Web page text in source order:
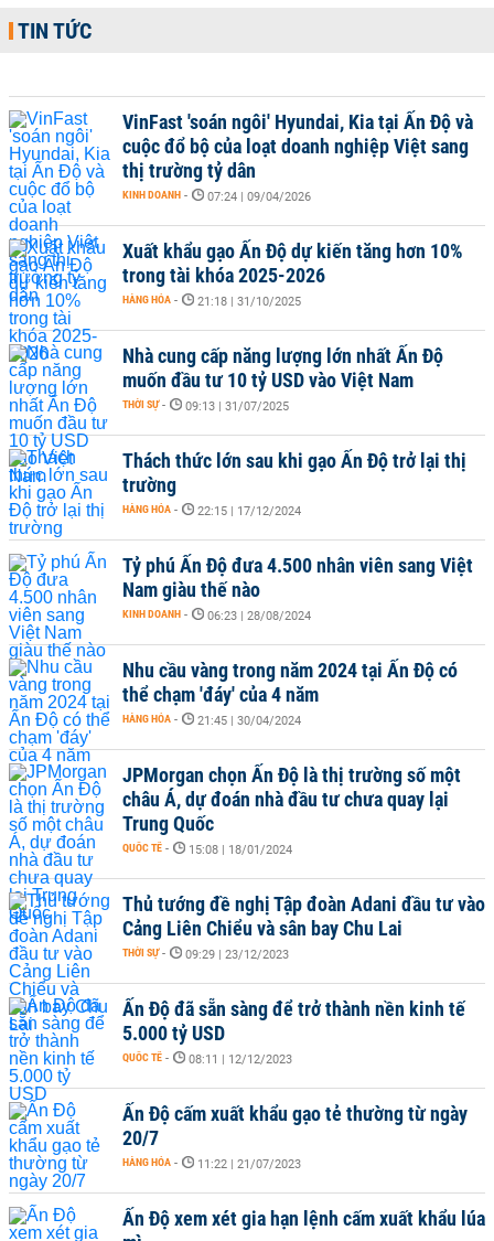
TIN TỨC
VinFast 'soán ngôi' Hyundai, Kia tại Ấn Độ và
cuộc đổ bộ của loạt doanh nghiệp Việt sang
thị trường tỷ dân
KINH DOANH - 07:24 | 09/04/2026
Xuất khẩu gạo Ấn Độ dự kiến tăng hơn 10%
trong tài khóa 2025-2026
HÀNG HÓA - 21:18 | 31/10/2025
Nhà cung cấp năng lượng lớn nhất Ấn Độ
muốn đầu tư 10 tỷ USD vào Việt Nam
THỜI SỰ - 09:13 | 31/07/2025
Thách thức lớn sau khi gạo Ấn Độ trở lại thị
trường
HÀNG HÓA - 22:15 | 17/12/2024
Tỷ phú Ấn Độ đưa 4.500 nhân viên sang Việt
Nam giàu thế nào
KINH DOANH - 06:23 | 28/08/2024
Nhu cầu vàng trong năm 2024 tại Ấn Độ có
thể chạm 'đáy' của 4 năm
HÀNG HÓA - 21:45 | 30/04/2024
JPMorgan chọn Ấn Độ là thị trường số một
châu Á, dự đoán nhà đầu tư chưa quay lại
Trung Quốc
QUỐC TẾ - 15:08 | 18/01/2024
Thủ tướng đề nghị Tập đoàn Adani đầu tư vào
Cảng Liên Chiểu và sân bay Chu Lai
THỜI SỰ - 09:29 | 23/12/2023
Ấn Độ đã sẵn sàng để trở thành nền kinh tế
5.000 tỷ USD
QUỐC TẾ - 08:11 | 12/12/2023
Ấn Độ cấm xuất khẩu gạo tẻ thường từ ngày
20/7
HÀNG HÓA - 11:22 | 21/07/2023
Ấn Độ xem xét gia hạn lệnh cấm xuất khẩu lúa